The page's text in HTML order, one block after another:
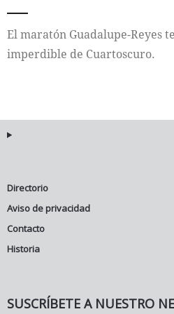
Internacional
El maratón Guadalupe-Reyes
imperdible de Cuartoscuro.
Directorio
Aviso de privacidad
Contacto
Historia
SUSCRÍBETE A NUESTRO